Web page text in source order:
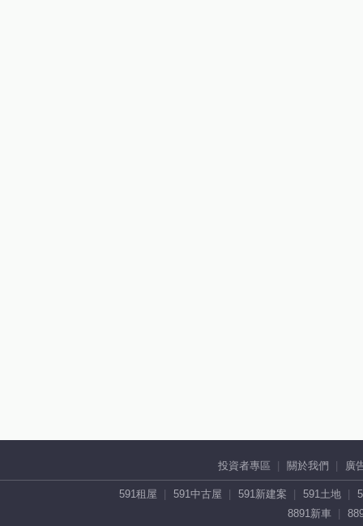
投資者專區 關於我們 廣
591租屋 591中古屋 591新建案 591土地
8891新車